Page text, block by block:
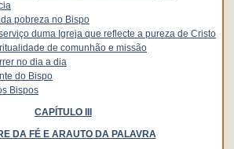
pobreza no Bispo
duma Igreja que reflecte a pureza de Cristo
de comunhão e missão
no dia a dia
do Bispo
Bispos
CAPÍTULO III
DA FÉ E ARAUTO DA PALAVRA